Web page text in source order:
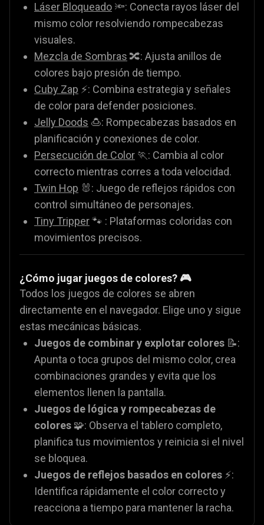
Láser Bloqueado 🔦: Conecta rayos láser del
mismo color resolviendo rompecabezas
visuales.
Mezcla de Sombras 🔀: Ajusta anillos de
colores bajo presión de tiempo.
Cuby Zap ⚡: Combina estrategia y señales
de color para defender posiciones.
Jelly Doods 🍮: Rompecabezas basados en
planificación y conexiones de color.
Persecución de Color 🏃: Cambia al color
correcto mientras corres a toda velocidad.
Twin Hop 🐰: Juego de reflejos rápidos con
control simultáneo de personajes.
Tiny Tripper🐾 : Plataformas coloridas con
movimientos precisos.
¿Cómo jugar juegos de colores? 🎮
Todos los juegos de colores se abren
directamente en el navegador. Elige uno y sigue
estas mecánicas básicas.
Juegos de combinar y explotar colores 📝:
Apunta o toca grupos del mismo color, crea
combinaciones grandes y evita que los
elementos llenen la pantalla.
Juegos de lógica y rompecabezas de
colores 🧩: Observa el tablero completo,
planifica tus movimientos y reinicia si el nivel
se bloquea.
Juegos de reflejos basados en colores ⚡:
Identifica rápidamente el color correcto y
reacciona a tiempo para mantener la racha.